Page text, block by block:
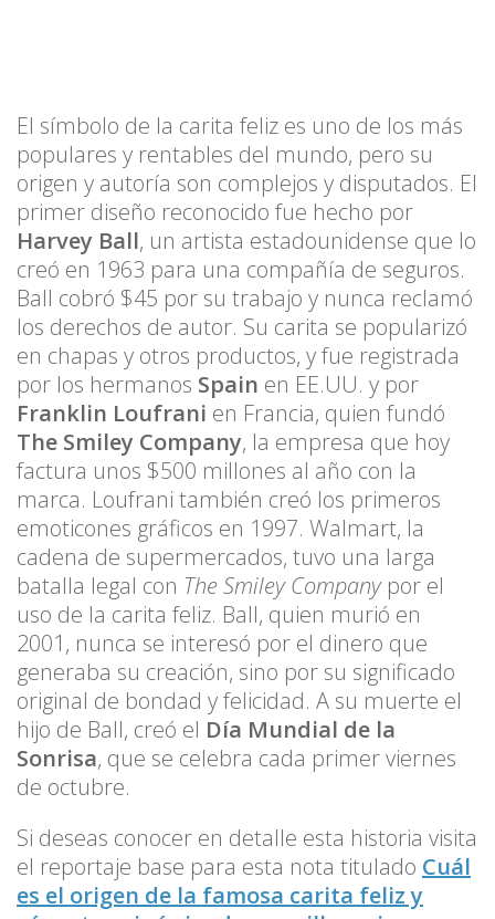
El símbolo de la carita feliz es uno de los más
populares y rentables del mundo, pero su
origen y autoría son complejos y disputados. El
primer diseño reconocido fue hecho por
Harvey Ball, un artista estadounidense que lo
creó en 1963 para una compañía de seguros.
Ball cobró $45 por su trabajo y nunca reclamó
los derechos de autor. Su carita se popularizó
en chapas y otros productos, y fue registrada
por los hermanos Spain en EE.UU. y por
Franklin Loufrani en Francia, quien fundó
The Smiley Company, la empresa que hoy
factura unos $500 millones al año con la
marca. Loufrani también creó los primeros
emoticones gráficos en 1997. Walmart, la
cadena de supermercados, tuvo una larga
batalla legal con The Smiley Company por el
uso de la carita feliz. Ball, quien murió en
2001, nunca se interesó por el dinero que
generaba su creación, sino por su significado
original de bondad y felicidad. A su muerte el
hijo de Ball, creó el Día Mundial de la
Sonrisa, que se celebra cada primer viernes
de octubre.
Si deseas conocer en detalle esta historia visita
el reportaje base para esta nota titulado Cuál
es el origen de la famosa carita feliz y